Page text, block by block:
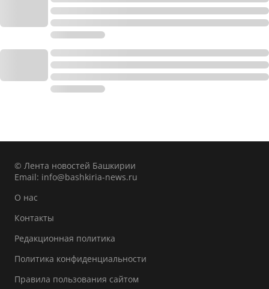
© Лента новостей Башкирии
Email: info@bashkiria-news.ru
О нас
Контакты
Редакционная политика
Политика конфиденциальности
Правила пользования сайтом